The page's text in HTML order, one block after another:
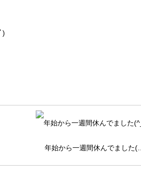
)
年始から一週間休んでました(…